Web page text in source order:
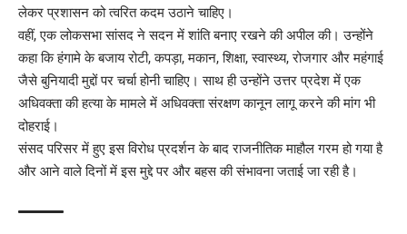
लेकर प्रशासन को त्वरित कदम उठाने चाहिए।
वहीं, एक लोकसभा सांसद ने सदन में शांति बनाए रखने की अपील की। उन्होंने
कहा कि हंगामे के बजाय रोटी, कपड़ा, मकान, शिक्षा, स्वास्थ्य, रोजगार और महंगाई
जैसे बुनियादी मुद्दों पर चर्चा होनी चाहिए। साथ ही उन्होंने उत्तर प्रदेश में एक
अधिवक्ता की हत्या के मामले में अधिवक्ता संरक्षण कानून लागू करने की मांग भी
दोहराई।
संसद परिसर में हुए इस विरोध प्रदर्शन के बाद राजनीतिक माहौल गरम हो गया है
और आने वाले दिनों में इस मुद्दे पर और बहस की संभावना जताई जा रही है।